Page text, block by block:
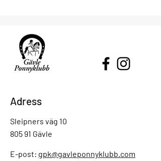
Adress
Sleipners väg 10
805 91 Gävle
E-post: gpk@gavleponnyklubb.com